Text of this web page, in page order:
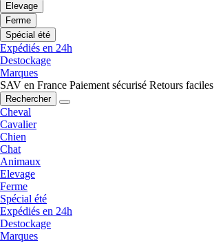
Elevage
Ferme
Spécial été
Expédiés en 24h
Destockage
Marques
SAV en France Paiement sécurisé Retours faciles
Rechercher
Cheval
Cavalier
Chien
Chat
Animaux
Elevage
Ferme
Spécial été
Expédiés en 24h
Destockage
Marques